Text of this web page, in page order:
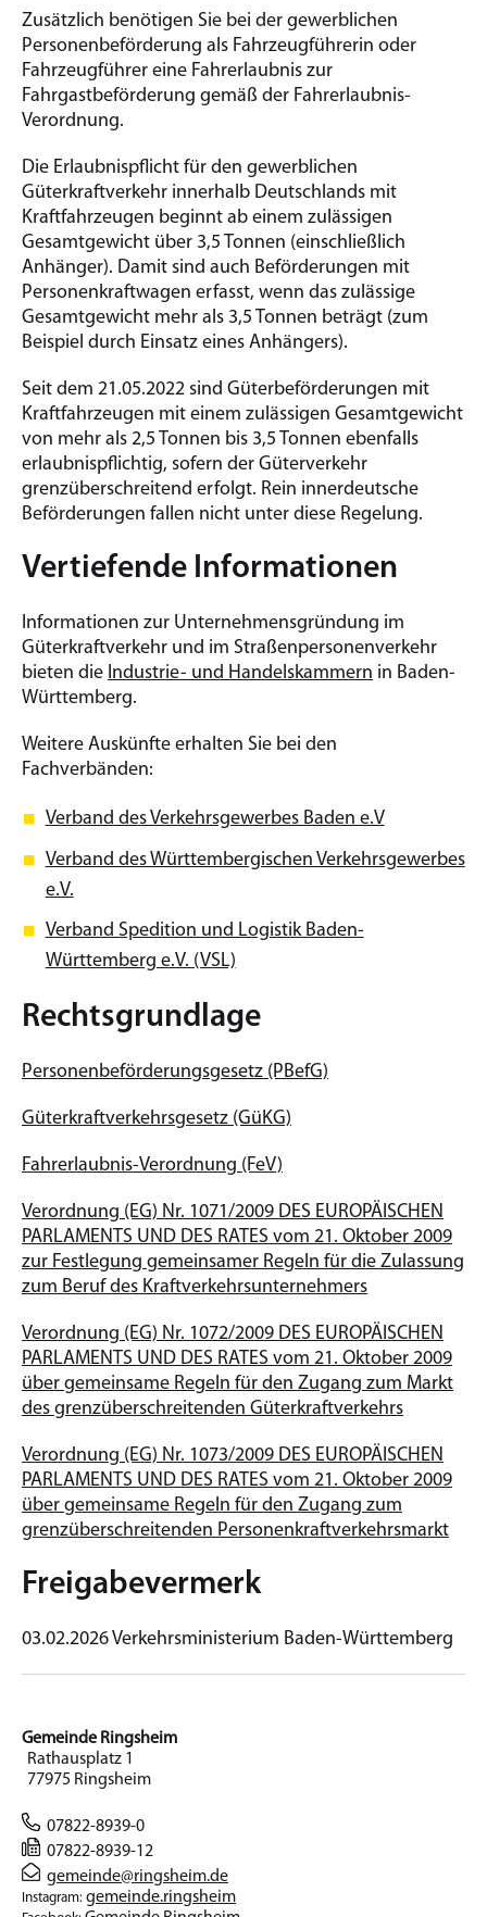
Zusätzlich benötigen Sie bei der gewerblichen
Personenbeförderung als Fahrzeugführerin oder
Fahrzeugführer eine Fahrerlaubnis zur
Fahrgastbeförderung gemäß der Fahrerlaubnis-
Verordnung.
Die Erlaubnispflicht für den gewerblichen
Güterkraftverkehr innerhalb Deutschlands mit
Kraftfahrzeugen beginnt ab einem zulässigen
Gesamtgewicht über 3,5 Tonnen (einschließlich
Anhänger). Damit sind auch Beförderungen mit
Personenkraftwagen erfasst, wenn das zulässige
Gesamtgewicht mehr als 3,5 Tonnen beträgt (zum
Beispiel durch Einsatz eines Anhängers).
Seit dem 21.05.2022 sind Güterbeförderungen mit
Kraftfahrzeugen mit einem zulässigen Gesamtgewicht
von mehr als 2,5 Tonnen bis 3,5 Tonnen ebenfalls
erlaubnispflichtig, sofern der Güterverkehr
grenzüberschreitend erfolgt. Rein innerdeutsche
Beförderungen fallen nicht unter diese Regelung.
Vertiefende Informationen
Informationen zur Unternehmensgründung im
Güterkraftverkehr und im Straßenpersonenverkehr
bieten die Industrie- und Handelskammern in Baden-
Württemberg.
Weitere Auskünfte erhalten Sie bei den
Fachverbänden:
Verband des Verkehrsgewerbes Baden e.V
Verband des Württembergischen Verkehrsgewerbes
e.V.
Verband Spedition und Logistik Baden-
Württemberg e.V. (VSL)
Rechtsgrundlage
Personenbeförderungsgesetz (PBefG)
Güterkraftverkehrsgesetz (GüKG)
Fahrerlaubnis-Verordnung (FeV)
Verordnung (EG) Nr. 1071/2009 DES EUROPÄISCHEN
PARLAMENTS UND DES RATES vom 21. Oktober 2009
zur Festlegung gemeinsamer Regeln für die Zulassung
zum Beruf des Kraftverkehrsunternehmers
Verordnung (EG) Nr. 1072/2009 DES EUROPÄISCHEN
PARLAMENTS UND DES RATES vom 21. Oktober 2009
über gemeinsame Regeln für den Zugang zum Markt
des grenzüberschreitenden Güterkraftverkehrs
Verordnung (EG) Nr. 1073/2009 DES EUROPÄISCHEN
PARLAMENTS UND DES RATES vom 21. Oktober 2009
über gemeinsame Regeln für den Zugang zum
grenzüberschreitenden Personenkraftverkehrsmarkt
Freigabevermerk
03.02.2026 Verkehrsministerium Baden-Württemberg
Gemeinde Ringsheim
Rathausplatz 1
77975 Ringsheim
07822-8939-0
07822-8939-12
gemeinde@ringsheim.de
Instagram: gemeinde.ringsheim